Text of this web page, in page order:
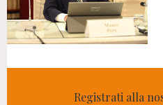
Registrati alla